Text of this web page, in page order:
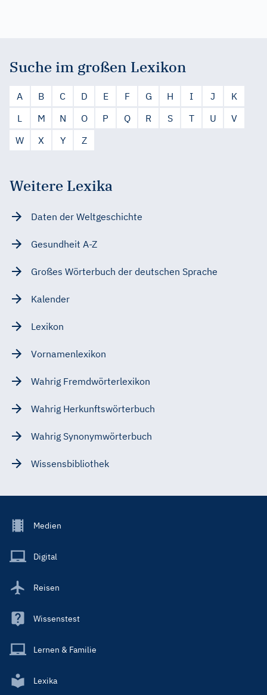
Suche im großen Lexikon
A B C D E F G H I J
K
L
M N O P Q R S T U
V
W
X Y Z
Weitere Lexika
Daten der Weltgeschichte
Gesundheit A-Z
Großes Wörterbuch der deutschen Sprache
Kalender
Lexikon
Vornamenlexikon
Wahrig Fremdwörterlexikon
Wahrig Herkunftswörterbuch
Wahrig Synonymwörterbuch
Wissensbibliothek
Footer
Main
Medien
Digital
Reisen
Wissenstest
Lernen & Familie
Lexika